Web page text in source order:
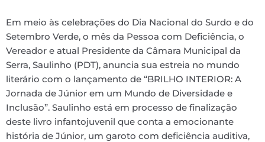
Em meio às celebrações do Dia Nacional do Surdo e do
Setembro Verde, o mês da Pessoa com Deficiência, o
Vereador e atual Presidente da Câmara Municipal da
Serra, Saulinho (PDT), anuncia sua estreia no mundo
literário com o lançamento de “BRILHO INTERIOR: A
Jornada de Júnior em um Mundo de Diversidade e
Inclusão”. Saulinho está em processo de finalização
deste livro infantojuvenil que conta a emocionante
história de Júnior, um garoto com deficiência auditiva,